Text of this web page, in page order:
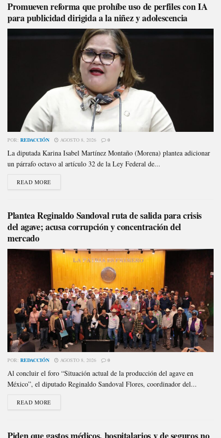
Promueven reforma que prohíbe uso de perfiles con IA
para publicidad dirigida a la niñez y adolescencia
POR: REDACCIÓN AGOSTO 8, 2026 0
La diputada Karina Isabel Martínez Montaño (Morena) plantea adicionar
un párrafo octavo al artículo 32 de la Ley Federal de...
READ MORE
Plantea Reginaldo Sandoval ruta de salida para crisis
del agave; acusa corrupción y concentración del
mercado
POR: REDACCIÓN AGOSTO 8, 2026 0
Al concluir el foro “Situación actual de la producción del agave en
México”, el diputado Reginaldo Sandoval Flores, coordinador del...
READ MORE
Piden que gastos médicos, hospitalarios y de seguros no